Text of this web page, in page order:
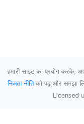
हमारी साइट का प्रयोग करके,
निजता नीतिको पढ़ और समझा
Licensed